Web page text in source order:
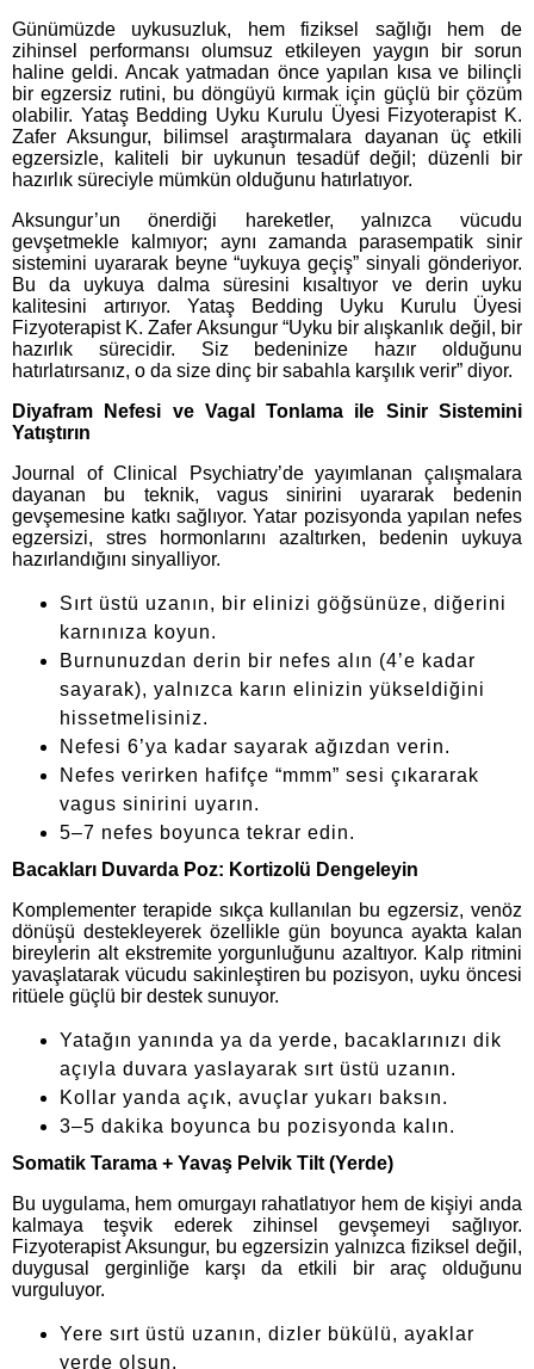
Günümüzde uykusuzluk, hem fiziksel sağlığı hem de
zihinsel performansı olumsuz etkileyen yaygın bir sorun
haline geldi. Ancak yatmadan önce yapılan kısa ve bilinçli
bir egzersiz rutini, bu döngüyü kırmak için güçlü bir çözüm
olabilir. Yataş Bedding Uyku Kurulu Üyesi Fizyoterapist K.
Zafer Aksungur, bilimsel araştırmalara dayanan üç etkili
egzersizle, kaliteli bir uykunun tesadüf değil; düzenli bir
hazırlık süreciyle mümkün olduğunu hatırlatıyor.
Aksungur’un önerdiği hareketler, yalnızca vücudu
gevşetmekle kalmıyor; aynı zamanda parasempatik sinir
sistemini uyararak beyne “uykuya geçiş” sinyali gönderiyor.
Bu da uykuya dalma süresini kısaltıyor ve derin uyku
kalitesini artırıyor. Yataş Bedding Uyku Kurulu Üyesi
Fizyoterapist K. Zafer Aksungur “Uyku bir alışkanlık değil, bir
hazırlık sürecidir. Siz bedeninize hazır olduğunu
hatırlatırsanız, o da size dinç bir sabahla karşılık verir” diyor.
Diyafram Nefesi ve Vagal Tonlama ile Sinir Sistemini
Yatıştırın
Journal of Clinical Psychiatry’de yayımlanan çalışmalara
dayanan bu teknik, vagus sinirini uyararak bedenin
gevşemesine katkı sağlıyor. Yatar pozisyonda yapılan nefes
egzersizi, stres hormonlarını azaltırken, bedenin uykuya
hazırlandığını sinyalliyor.
Sırt üstü uzanın, bir elinizi göğsünüze, diğerini
karnınıza koyun.
Burnunuzdan derin bir nefes alın (4’e kadar
sayarak), yalnızca karın elinizin yükseldiğini
hissetmelisiniz.
Nefesi 6’ya kadar sayarak ağızdan verin.
Nefes verirken hafifçe “mmm” sesi çıkararak
vagus sinirini uyarın.
5–7 nefes boyunca tekrar edin.
Bacakları Duvarda Poz: Kortizolü Dengeleyin
Komplementer terapide sıkça kullanılan bu egzersiz, venöz
dönüşü destekleyerek özellikle gün boyunca ayakta kalan
bireylerin alt ekstremite yorgunluğunu azaltıyor. Kalp ritmini
yavaşlatarak vücudu sakinleştiren bu pozisyon, uyku öncesi
ritüele güçlü bir destek sunuyor.
Yatağın yanında ya da yerde, bacaklarınızı dik
açıyla duvara yaslayarak sırt üstü uzanın.
Kollar yanda açık, avuçlar yukarı baksın.
3–5 dakika boyunca bu pozisyonda kalın.
Somatik Tarama + Yavaş Pelvik Tilt (Yerde)
Bu uygulama, hem omurgayı rahatlatıyor hem de kişiyi anda
kalmaya teşvik ederek zihinsel gevşemeyi sağlıyor.
Fizyoterapist Aksungur, bu egzersizin yalnızca fiziksel değil,
duygusal gerginliğe karşı da etkili bir araç olduğunu
vurguluyor.
Yere sırt üstü uzanın, dizler bükülü, ayaklar
yerde olsun.